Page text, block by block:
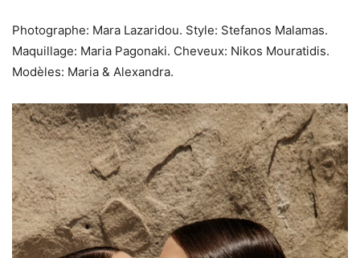
Photographe: Mara Lazaridou. Style: Stefanos Malamas.
Maquillage: Maria Pagonaki. Cheveux: Nikos Mouratidis.
Modèles: Maria & Alexandra.